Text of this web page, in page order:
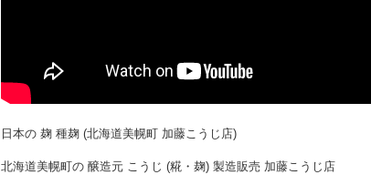
日本の 麹 種麹 (北海道美幌町 加藤こうじ店)
北海道美幌町の 醸造元 こうじ (糀・麹) 製造販売 加藤こうじ店